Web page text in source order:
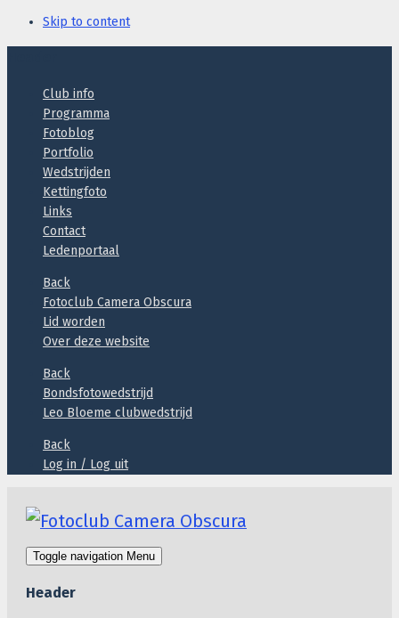
Skip to content
Club info
Programma
Fotoblog
Portfolio
Wedstrijden
Kettingfoto
Links
Contact
Ledenportaal
Back
Fotoclub Camera Obscura
Lid worden
Over deze website
Back
Bondsfotowedstrijd
Leo Bloeme clubwedstrijd
Back
Log in / Log uit
Toggle navigation Menu
Header